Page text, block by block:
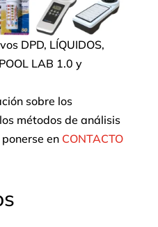
DPD, LÍQUIDOS,
LAB 1.0 y
sobre los
métodos de análisis
en CONTACTO